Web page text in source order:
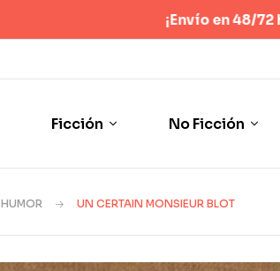
¡Envío en 48/72 horas! Gratis para
Ficción No Ficción
HUMOR UN CERTAIN MONSIEUR BLOT